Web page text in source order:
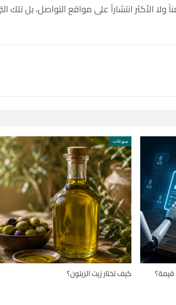
ولا الأكثر انتشاراً على مواقع التواصل، بل
قيمة؟
منوعات
كيف تختار زيت الزيتون؟